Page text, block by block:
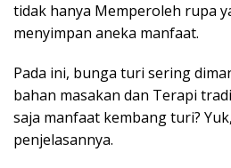
tidak hanya Memperoleh rupa
menyimpan aneka manfaat.
Pada ini, bunga turi sering
bahan masakan dan Terapi
saja manfaat kembang turi?
penjelasannya.